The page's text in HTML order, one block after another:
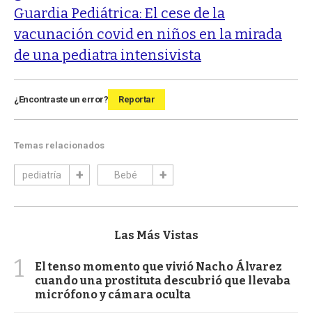
Guardia Pediátrica: El cese de la
vacunación covid en niños en la mirada
de una pediatra intensivista
¿Encontraste un error? Reportar
Temas relacionados
pediatría Bebé
Las Más Vistas
1
El tenso momento que vivió Nacho Álvarez
cuando una prostituta descubrió que llevaba
micrófono y cámara oculta